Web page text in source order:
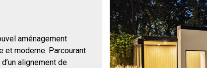
aménagement
et moderne. Parcourant
alignement de